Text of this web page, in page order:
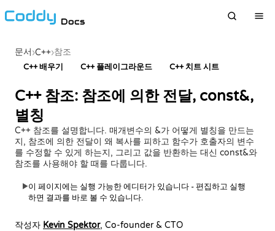
Docs
문서›C++›참조
C++ 배우기 C++ 플레이그라운드 C++ 치트 시트
C++ 참조: 참조에 의한 전달, const&,
별칭
C++ 참조를 설명합니다. 매개변수의 &가 어떻게 별칭을 만드는
지, 참조에 의한 전달이 왜 복사를 피하고 함수가 호출자의 변수
를 수정할 수 있게 하는지, 그리고 값을 반환하는 대신 const&와
참조를 사용해야 할 때를 다룹니다.
▶이 페이지에는 실행 가능한 에디터가 있습니다 - 편집하고 실행
하면 결과를 바로 볼 수 있습니다.
작성자 Kevin Spektor, Co-founder & CTO